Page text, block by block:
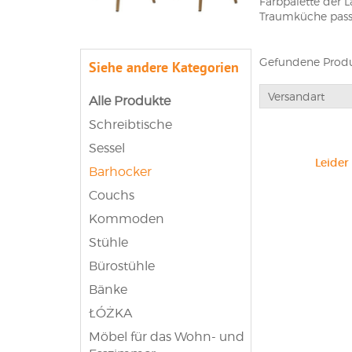
Traumküche
Möbel
Hocker oder
Barhocker,
Essen als
reservierten
Berater geben
Siehe andere Kategorien
Alle Produkte
Schreibtische
Sessel
Barhocker
Couchs
Kommoden
Stühle
Bürostühle
Bänke
ŁÓŻKA
Möbel für das Wohn- und
Gefundene
Versandart